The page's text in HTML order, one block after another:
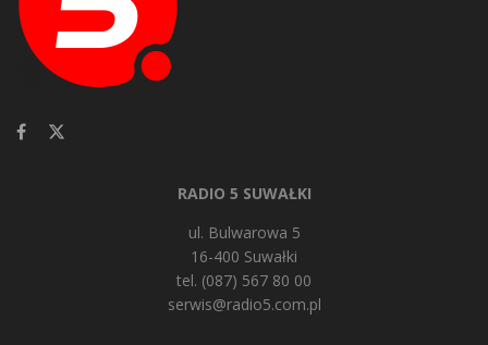
RADIO 5 SUWAŁKI
ul. Bulwarowa 5
16-400 Suwałki
tel. (087) 567 80 00
serwis@radio5.com.pl